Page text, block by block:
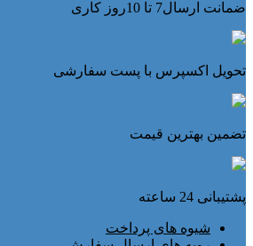
ضمانت ارسال7 تا 10روز کاری
تحویل اکسپرس با پست سفارشی
تضمین بهترین قیمت
پشتیبانی 24 ساعته
شیوه های پرداخت